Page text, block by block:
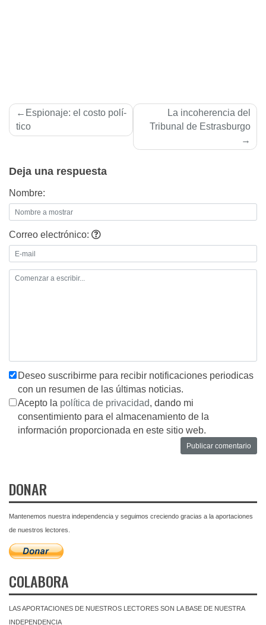
Navegación
de
Espionaje: el costo polí­
tico
La incoherencia del
Tribunal de Estrasburgo
Deja una respuesta
Nombre:
Correo electrónico:
Deseo suscribirme para recibir notificaciones periodicas
con un resumen de las últimas noticias.
Acepto la política de privacidad, dando mi
consentimiento para el almacenamiento de la
información proporcionada en este sitio web.
DONAR
Mantenemos nuestra independencia y seguimos creciendo gracias a la aportaciones
de nuestros lectores.
COLABORA
LAS APORTACIONES DE NUESTROS LECTORES SON LA BASE DE NUESTRA
INDEPENDENCIA